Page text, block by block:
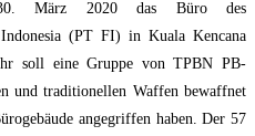
März 2020 das Büro des
Indonesia (PT FI) in Kuala Kencana
soll eine Gruppe von TPBN PB-
und traditionellen Waffen bewaffnet
angegriffen haben. Der 57